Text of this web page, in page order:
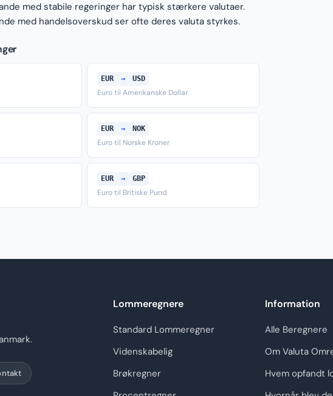
med stabile regeringer har typisk stærkere valutaer.
med handelsoverskud ser ofte deres valuta styrkes.
EUR → USD
Euro til Amerikanske Dollar
EUR → NOK
Euro til Norske Kroner
EUR → GBP
Euro til Britiske Pund
Lommeregnere
Standard Lommeregner
Videnskabelig
Brøkregner
Information
Alle Beregnere
Om Valuta
Hvem opfandt